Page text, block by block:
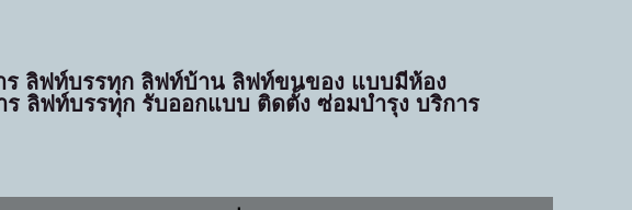
ลิฟท์บรรทุก ลิฟท์บ้าน ลิฟท์ขนของ แบบมีห้อง
ร ลิฟท์บรรทุก รับออกแบบ ติดตั้ง ซ่อมบำรุง บริการ